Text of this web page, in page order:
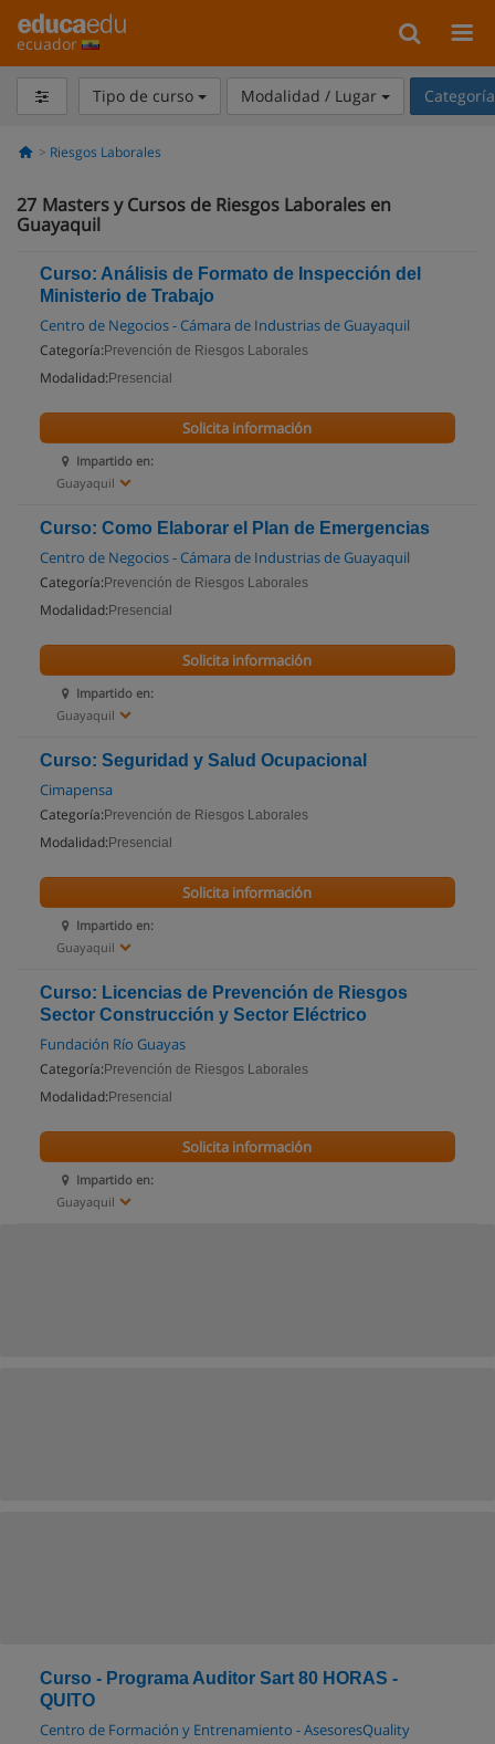
ecuador
Tipo de curso Modalidad / Lugar
Riesgos Laborales
27 Masters y Cursos de Riesgos Laborales en
Guayaquil
Curso: Análisis de Formato de Inspección del
Ministerio de Trabajo
Centro de Negocios - Cámara de Industrias de Guayaquil
Categoría: Prevención de Riesgos Laborales
Modalidad: Presencial
Impartido en:
Guayaquil
Solicita información
Curso: Como Elaborar el Plan de Emergencias
Centro de Negocios - Cámara de Industrias de Guayaquil
Categoría: Prevención de Riesgos Laborales
Modalidad: Presencial
Impartido en:
Guayaquil
Solicita información
Curso: Seguridad y Salud Ocupacional
Cimapensa
Categoría: Prevención de Riesgos Laborales
Modalidad: Presencial
Impartido en:
Guayaquil
Solicita información
Curso: Licencias de Prevención de Riesgos
Sector Construcción y Sector Eléctrico
Fundación Río Guayas
Categoría: Prevención de Riesgos Laborales
Modalidad: Presencial
Impartido en:
Guayaquil
Solicita información
Curso - Programa Auditor Sart 80 HORAS -
QUITO
Centro de Formación y Entrenamiento - AsesoresQuality